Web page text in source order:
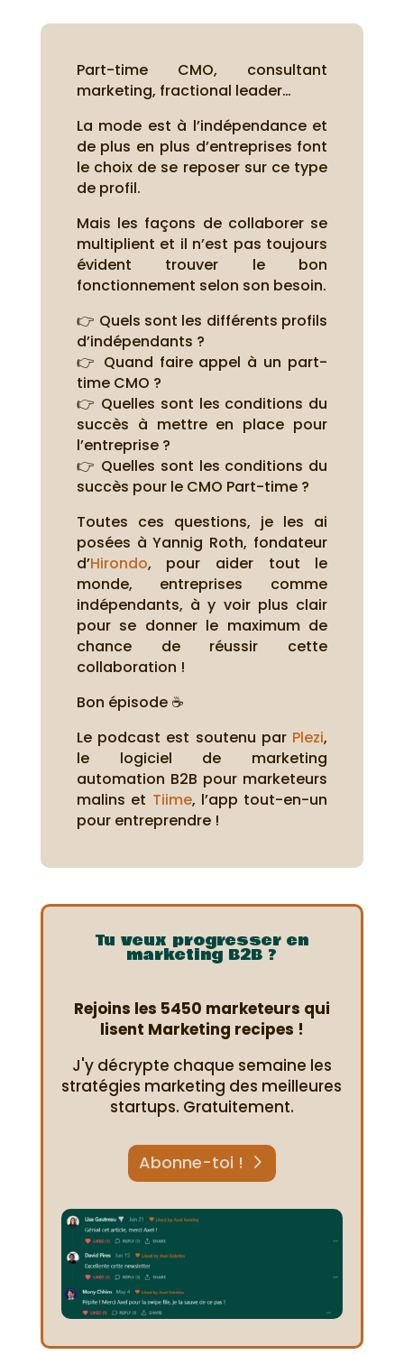
Part-time CMO, consultant
marketing, fractional leader…
La mode est à l’indépendance et
de plus en plus d’entreprises font
le choix de se reposer sur ce type
de profil.
Mais les façons de collaborer se
multiplient et il n’est pas toujours
évident trouver le bon
fonctionnement selon son besoin.
👉 Quels sont les différents profils
d’indépendants ?
👉 Quand faire appel à un part-
time CMO ?
👉 Quelles sont les conditions du
succès à mettre en place pour
l’entreprise ?
👉 Quelles sont les conditions du
succès pour le CMO Part-time ?
Toutes ces questions, je les ai
posées à Yannig Roth, fondateur
d’Hirondo, pour aider tout le
monde, entreprises comme
indépendants, à y voir plus clair
pour se donner le maximum de
chance de réussir cette
collaboration !
Bon épisode ☕
Le podcast est soutenu par Plezi,
le logiciel de marketing
automation B2B pour marketeurs
malins et Tiime, l’app tout-en-un
pour entreprendre !
Tu veux progresser en
marketing B2B ?
Rejoins les 5450 marketeurs qui
lisent Marketing recipes !
J'y décrypte chaque semaine les
stratégies marketing des meilleures
startups. Gratuitement.
Abonne-toi !